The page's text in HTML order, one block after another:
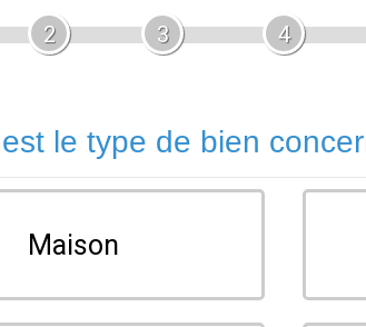
2 3 4
le type de bien
Maison